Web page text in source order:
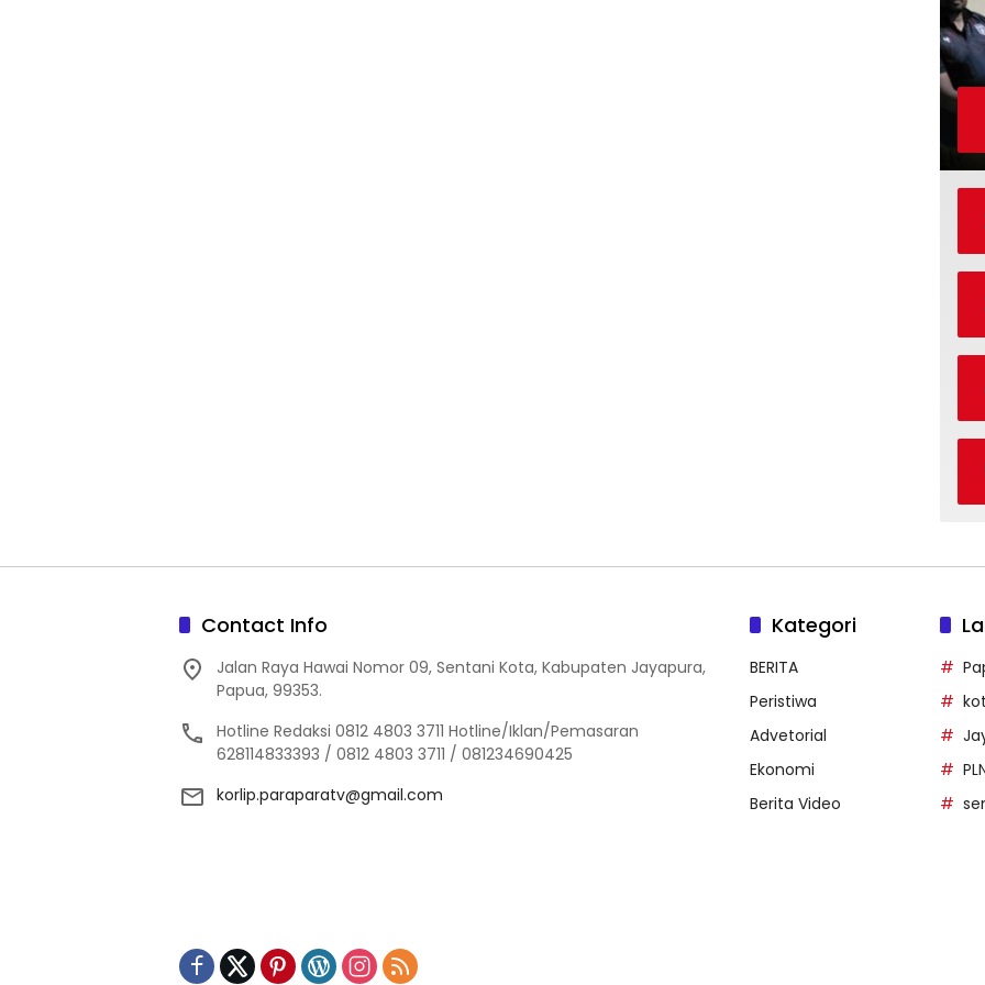
Contact Info
Jalan Raya Hawai Nomor 09, Sentani Kota, Kabupaten Jayapura,
Papua, 99353.
Hotline Redaksi 0812 4803 3711 Hotline/Iklan/Pemasaran
628114833393 / 0812 4803 3711 / 081234690425
korlip.paraparatv@gmail.com
Kategori
BERITA
Peristiwa
Advetorial
Ekonomi
Berita Video